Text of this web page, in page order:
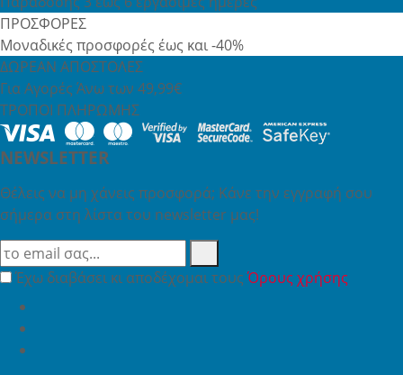
ΠΡΟΣΦΟΡΕΣ
Μοναδικές προσφορές έως και -40%
ΔΩΡΕΑΝ ΑΠΟΣΤΟΛΕΣ
Για Αγορές Άνω των 49,99€
ΤΡΟΠΟΙ ΠΛΗΡΩΜΗΣ
NEWSLETTER
Θέλεις να μη χάνεις προσφορά; Κάνε την εγγραφή σου
σήμερα στη λίστα του newsletter μας!
Έχω διαβάσει κι αποδέχομαι τουςΌρους χρήσης